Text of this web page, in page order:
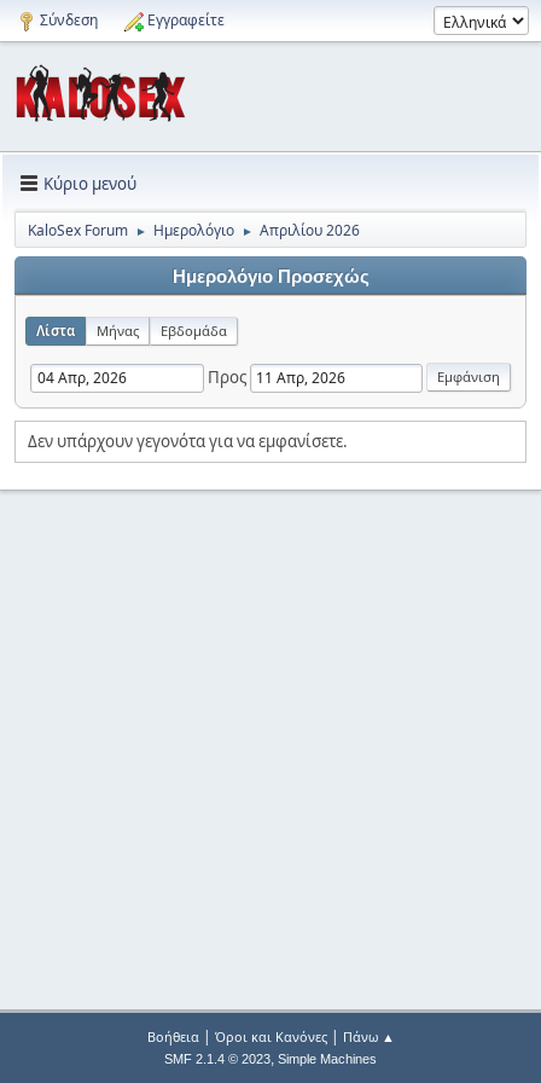
Σύνδεση Εγγραφείτε
Κύριο μενού
KaloSex Forum ► Ημερολόγιο ► Απριλίου 2026
Ημερολόγιο Προσεχώς
Λίστα Μήνας Εβδομάδα
Προς
Δεν υπάρχουν γεγονότα για να εμφανίσετε.
Βοήθεια| Όροι και Κανόνες| Πάνω ▲
SMF 2.1.4 © 2023, Simple Machines